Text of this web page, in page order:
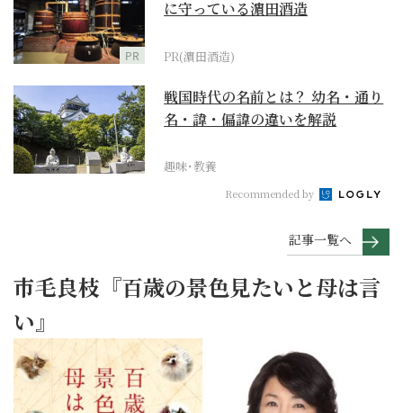
PR
に守っている濵田酒造
PR(濵田酒造)
戦国時代の名前とは？ 幼名・通り
名・諱・偏諱の違いを解説
趣味･教養
Recommended by
記事一覧へ
市毛良枝『百歳の景色見たいと母は言
い』